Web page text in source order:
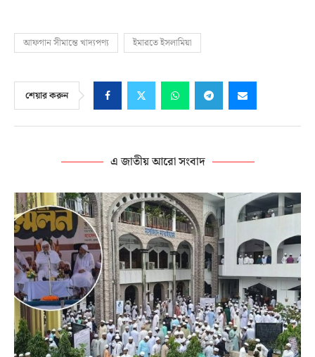
আফগান সীমান্তে খাদ্যপণ্য ইমারতে ইসলামিয়া
শেয়ার করুন
এ জাতীয় আরো সংবাদ